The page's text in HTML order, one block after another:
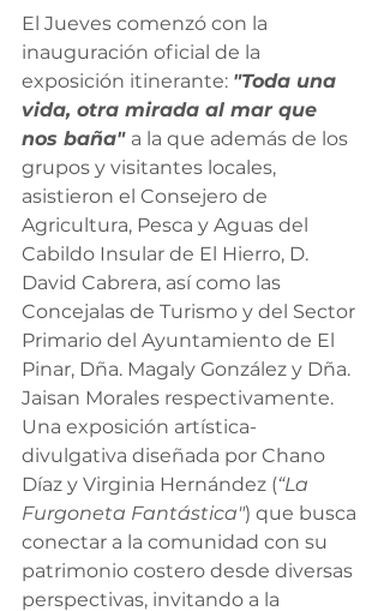
El Jueves comenzó con la
inauguración oficial de la
exposición itinerante: "Toda una
vida, otra mirada al mar que
nos baña" a la que además de los
grupos y visitantes locales,
asistieron el Consejero de
Agricultura, Pesca y Aguas del
Cabildo Insular de El Hierro, D.
David Cabrera, así como las
Concejalas de Turismo y del Sector
Primario del Ayuntamiento de El
Pinar, Dña. Magaly González y Dña.
Jaisan Morales respectivamente.
Una exposición artística-
divulgativa diseñada por Chano
Díaz y Virginia Hernández (“La
Furgoneta Fantástica") que busca
conectar a la comunidad con su
patrimonio costero desde diversas
perspectivas, invitando a la